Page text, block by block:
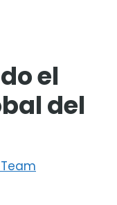
el
del